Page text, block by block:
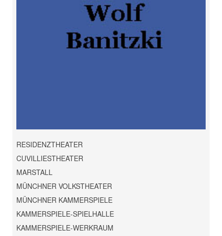
RESIDENZTHEATER
CUVILLIESTHEATER
MARSTALL
MÜNCHNER VOLKSTHEATER
MÜNCHNER KAMMERSPIELE
KAMMERSPIELE-SPIELHALLE
KAMMERSPIELE-WERKRAUM